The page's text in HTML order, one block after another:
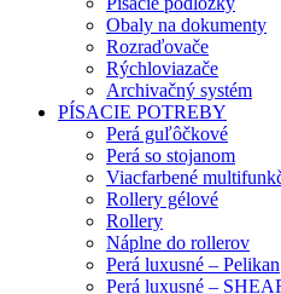
Obaly na dokumenty
Rozraďovače
Rýchloviazače
Archivačný systém
PÍSACIE POTREBY
Perá guľôčkové
Perá so stojanom
Viacfarbené
Rollery gélové
Rollery
Náplne do rollerov
Perá luxusné – Pelikan
Perá luxusné –